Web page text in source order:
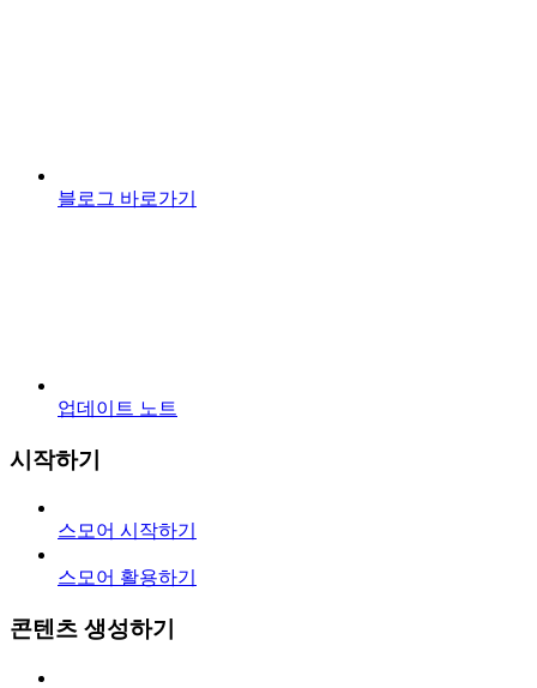
블로그 바로가기
업데이트 노트
시작하기
스모어 시작하기
스모어 활용하기
콘텐츠 생성하기